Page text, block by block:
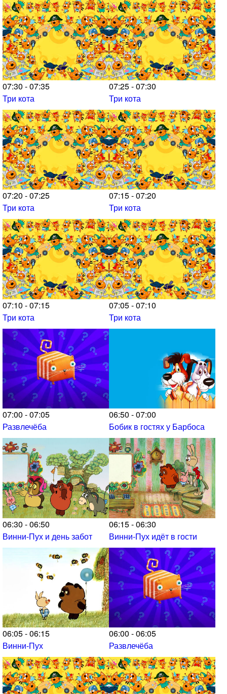
07:30 - 07:35
Три кота
07:25 - 07:30
Три кота
07:20 - 07:25
Три кота
07:15 - 07:20
Три кота
07:10 - 07:15
Три кота
07:05 - 07:10
Три кота
07:00 - 07:05
Развлечёба
06:50 - 07:00
Бобик в гостях у Барбоса
06:30 - 06:50
Винни-Пух и день забот
06:15 - 06:30
Винни-Пух идёт в гости
06:05 - 06:15
Винни-Пух
06:00 - 06:05
Развлечёба